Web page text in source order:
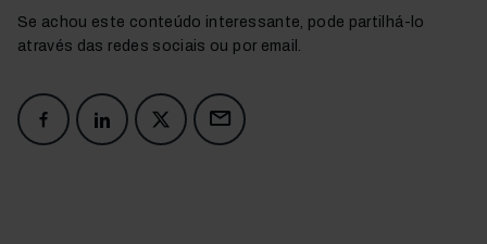
Se achou este conteúdo interessante, pode partilhá-lo
através das redes sociais ou por email.